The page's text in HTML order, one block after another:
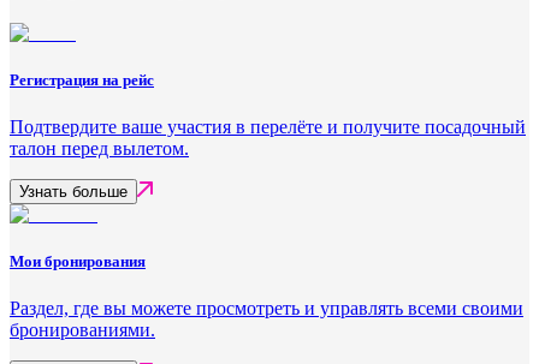
Регистрация на рейс
Подтвердите ваше участия в перелёте и получите посадочный
талон перед вылетом.
Узнать больше
Мои бронирования
Раздел, где вы можете просмотреть и управлять всеми своими
бронированиями.